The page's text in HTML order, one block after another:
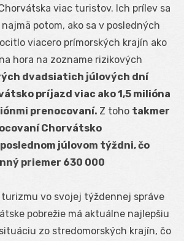
viac turistov. Ich prílev sa
potom, ako sa v posledných
viacero prímorských krajín ako
hora na zozname rizikových
dvadsiatich júlových dní
príjazd viac ako 1,5 milióna
prenocovaní. Z toho takmer
Chorvátsko
júlovom týždni, čo
priemer 630 000
vo svojej týždennej správe
pobrežie má aktuálne najlepšiu
zo stredomorských krajín, čo